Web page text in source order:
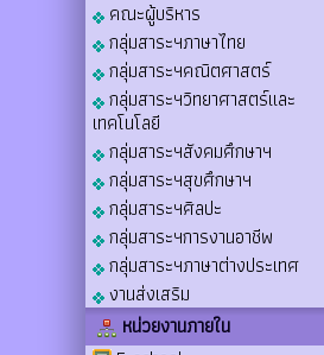
คณะผู้บริหาร
กลุ่มสาระฯภาษาไทย
กลุ่มสาระฯคณิตศาสตร์
กลุ่มสาระฯวิทยาศาสตร์และ
เทคโนโลยี
กลุ่มสาระฯสังคมศึกษาฯ
กลุ่มสาระฯสุขศึกษาฯ
กลุ่มสาระฯศิลปะ
กลุ่มสาระฯการงานอาชีพ
กลุ่มสาระฯภาษาต่างประเทศ
งานส่งเสริม
หน่วยงานภายใน